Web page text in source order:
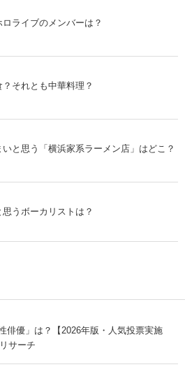
ライブのメンバーは？
それとも中華料理？
と思う「横浜家系ラーメン店」はどこ？
うボーカリストは？
俳優」は？【2026年版・人気投票実施
サーチ